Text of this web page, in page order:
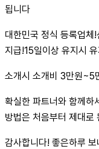
됩니다
대한민국 정식 등록업체
지급!15일이상 유지시
소개시 소개비 3만원~5
확실한 파트너와 함께하
방법은 처음부터 제대로
감사합니다! 좋은하루 보